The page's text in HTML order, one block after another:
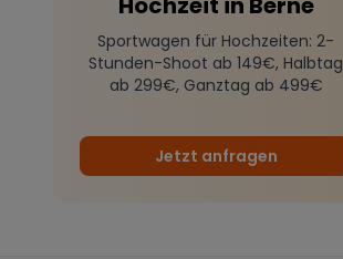
Sportwagen für Hochzeiten: 2-
Stunden-Shoot ab 149€, Halbtag
ab 299€, Ganztag ab 499€
Jetzt anfragen